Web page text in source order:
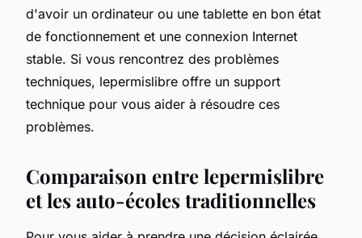
d'avoir un ordinateur ou une tablette en bon état
de fonctionnement et une connexion Internet
stable. Si vous rencontrez des problèmes
techniques, lepermislibre offre un support
technique pour vous aider à résoudre ces
problèmes.
Comparaison entre lepermislibre
et les auto-écoles traditionnelles